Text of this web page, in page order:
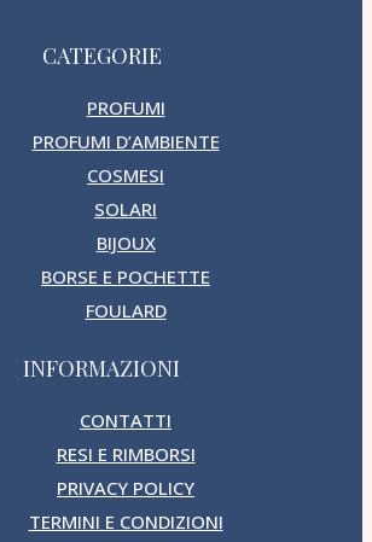
CATEGORIE
PROFUMI
PROFUMI D’AMBIENTE
COSMESI
SOLARI
BIJOUX
BORSE E POCHETTE
FOULARD
INFORMAZIONI
CONTATTI
RESI E RIMBORSI
PRIVACY POLICY
TERMINI E CONDIZIONI